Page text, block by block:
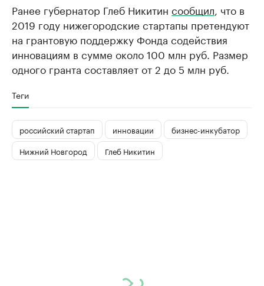
Ранее губернатор Глеб Никитин сообщил , что в
2019 году нижегородские стартапы претендуют
на грантовую поддержку Фонда содействия
инновациям в сумме около 100 млн руб. Размер
одного гранта составляет от 2 до 5 млн руб.
Теги
российский стартап инновации
бизнес-инкубатор
Нижний Новгород
Глеб Никитин